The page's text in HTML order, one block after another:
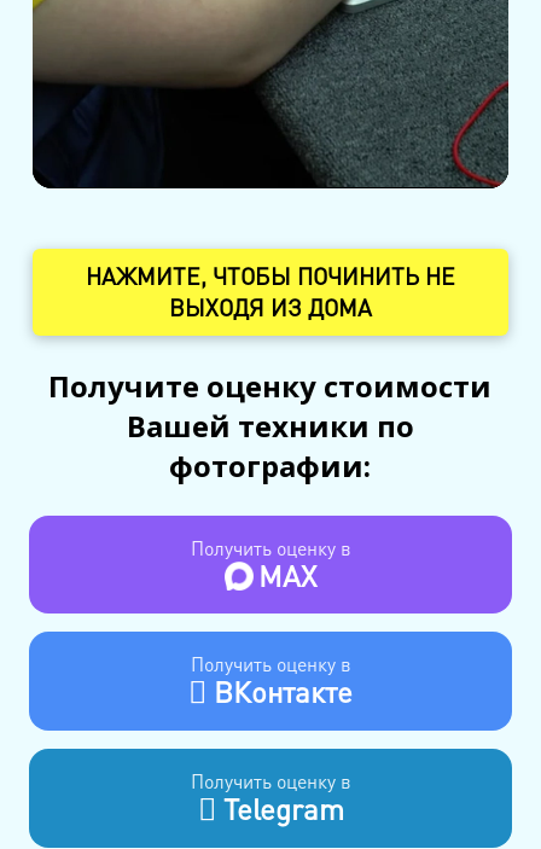
НАЖМИТЕ, ЧТОБЫ ПОЧИНИТЬ НЕ
ВЫХОДЯ ИЗ ДОМА
Получите оценку стоимости
Вашей техники по
фотографии:
Получить оценку в
MAX
Получить оценку в
ВКонтакте
Получить оценку в
Telegram